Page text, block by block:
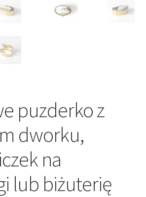
puzderko z
dworku,
na
lub biżuterię